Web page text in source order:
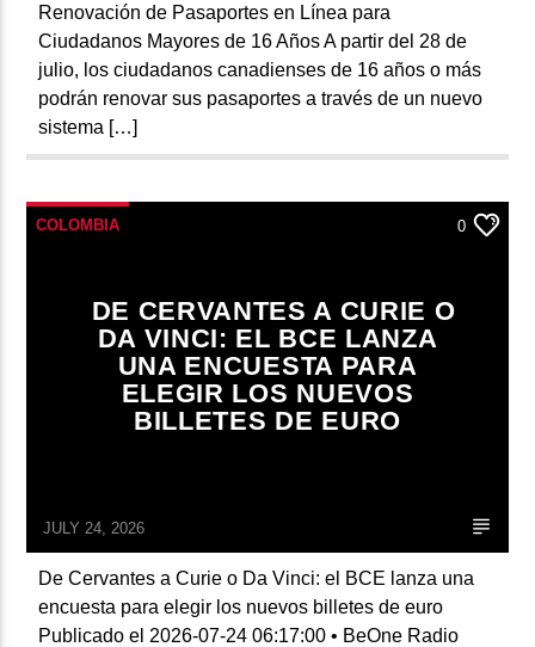
Renovación de Pasaportes en Línea para
Ciudadanos Mayores de 16 Años A partir del 28 de
julio, los ciudadanos canadienses de 16 años o más
podrán renovar sus pasaportes a través de un nuevo
sistema […]
COLOMBIA 0
DE CERVANTES A CURIE O
DA VINCI: EL BCE LANZA
UNA ENCUESTA PARA
ELEGIR LOS NUEVOS
BILLETES DE EURO
JULY 24, 2026
De Cervantes a Curie o Da Vinci: el BCE lanza una
encuesta para elegir los nuevos billetes de euro
Publicado el 2026-07-24 06:17:00 • BeOne Radio